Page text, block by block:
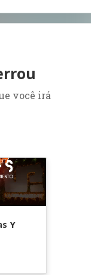
você irá
Y